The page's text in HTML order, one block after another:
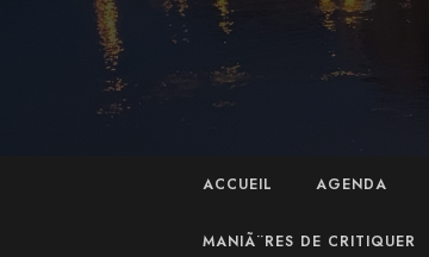
ACCUEIL AGENDA
MANIÃ¨RES DE CRITIQUER